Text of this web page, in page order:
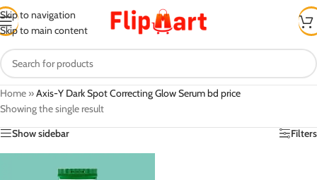
Skip to navigation
Skip to main content
Home »Axis-Y Dark Spot Correcting Glow Serum bd price
Showing the single result
Show sidebar
Filters